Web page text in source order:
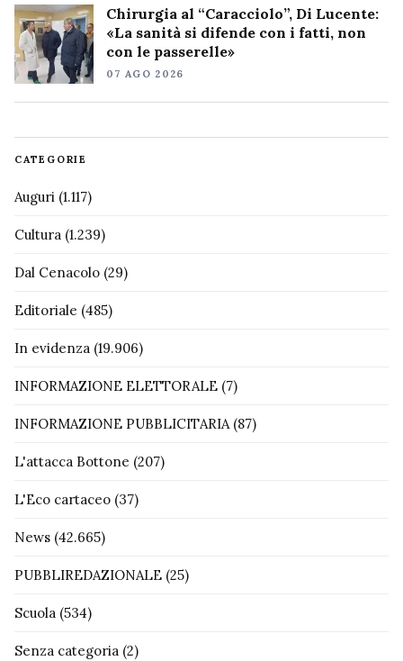
Chirurgia al “Caracciolo”, Di Lucente:
«La sanità si difende con i fatti, non
con le passerelle»
07 AGO 2026
CATEGORIE
Auguri (1.117)
Cultura (1.239)
Dal Cenacolo (29)
Editoriale (485)
In evidenza (19.906)
INFORMAZIONE ELETTORALE (7)
INFORMAZIONE PUBBLICITARIA(87)
L'attacca Bottone (207)
L'Eco cartaceo (37)
News (42.665)
PUBBLIREDAZIONALE (25)
Scuola (534)
Senza categoria (2)